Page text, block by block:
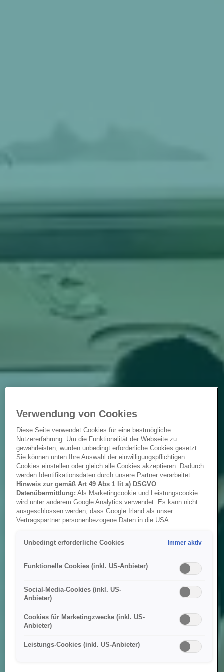
Verwendung von Cookies
Diese Seite verwendet Cookies für eine bestmögliche
Nutzererfahrung. Um die Funktionalität der Webseite zu
gewährleisten, wurden unbedingt erforderliche Cookies gesetzt.
Sie können unten Ihre Auswahl der einwilligungspflichtigen
Cookies einstellen oder gleich alle Cookies akzeptieren. Dadurch
werden Identifikationsdaten durch unsere Partner verarbeitet.
Hinweis zur gemäß Art 49 Abs 1 lit a) DSGVO
Datenübermittlung: Als Marketingcookie und Leistungscookie
wird unter anderem Google Analytics verwendet. Es kann nicht
ausgeschlossen werden, dass Google Irland als unser
Vertragspartner personenbezogene Daten in die USA
besteht kein der Europäischen Union der Sache nach
gleichwertiges Datenschutzniveau und es fehlt an einem
Hieraus können sich für Sie Risiken ergeben, weil Sie Ihre Rechte
als Betroffener in den USA nicht wirksam durchsetzen können, in
ausgeschlossen werden kann, dass aufgrund aktueller Gesetze
US-Sicherheitsbehörden einen Zugriff auf Daten erlangen können,
auf das absolut Notwendige beschränkt sind.
Sollten Sie das
Setzen von Cookies für Marketingzwecke oder
stimmen Sie damit auch gemäß Art 49 Abs 1 lit a) DSGVO
Unbedingt erforderliche Cookies Immer aktiv
Funktionelle Cookies (inkl. US-Anbieter)
Social-Media-Cookies (inkl. US-
Anbieter)
Cookies für Marketingzwecke (inkl. US-
Anbieter)
Leistungs-Cookies (inkl. US-Anbieter)